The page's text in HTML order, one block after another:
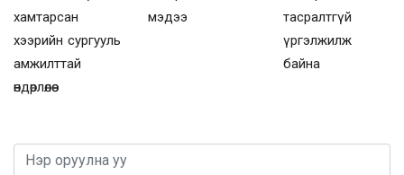
хамтарсан
хээрийн сургууль
амжилттай
өндөрлөлөө
мэдээ
тасралтгүй
үргэлжилж
байна